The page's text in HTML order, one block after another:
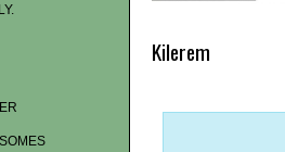
Kilerem